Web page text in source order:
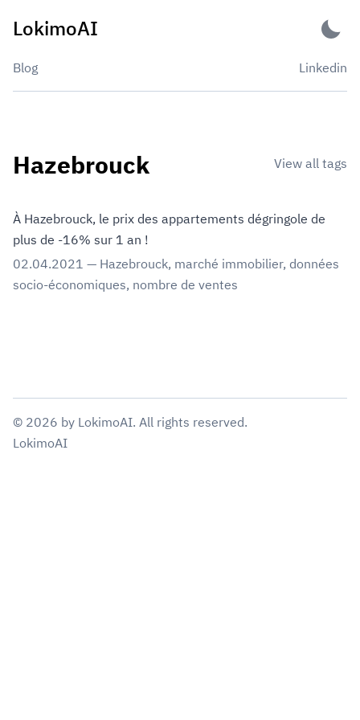
LokimoAI
Blog Linkedin
Hazebrouck View all tags
À Hazebrouck, le prix des appartements dégringole de
plus de -16% sur 1 an !
02.04.2021 — Hazebrouck, marché immobilier, données
socio-économiques, nombre de ventes
© 2026 by LokimoAI. All rights reserved.
LokimoAI